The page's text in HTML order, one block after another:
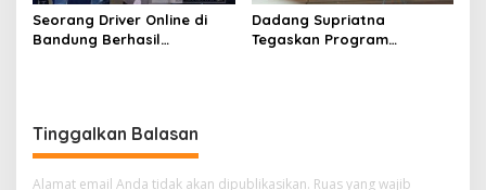
Seorang Driver Online di
Bandung Berhasil
Dadang Supriatna
Tegaskan Program
Tinggalkan Balasan
Alamat email Anda tidak akan dipublikasikan. Ruas yang wajib